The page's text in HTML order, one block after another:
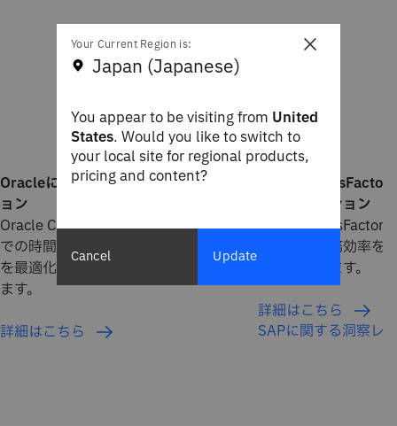
Oracleによる人事トランスフォーメーシ
ョン
Oracle Cloudへの移行を加速し、提供ま
での時間を短縮するとともに、人事機能
を最適化して価値と戦略的成長を推進し
ます。
詳細はこちら
SAP
フォーメーション
SAP SuccessFactors
員体験と業務効率
革を支援します。
詳細はこちら
SAPに関する洞察レ
×
Your Current Region is:
Japan (Japanese)
You appear to be visiting from United
States. Would you like to switch to
your local site for regional products,
pricing and content?
Cancel Update